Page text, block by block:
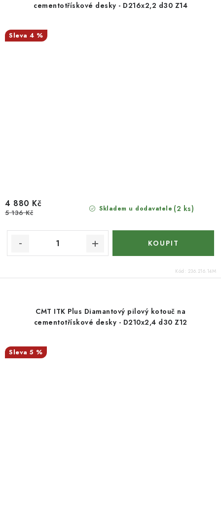
cementotřískové desky - D216x2,2 d30 Z14
4 %
Skladem u dodavatele (2 ks)
4 880 Kč
5 136 Kč
Kód: 236.216.14M
CMT ITK Plus Diamantový pilový kotouč na
cementotřískové desky - D210x2,4 d30 Z12
5 %